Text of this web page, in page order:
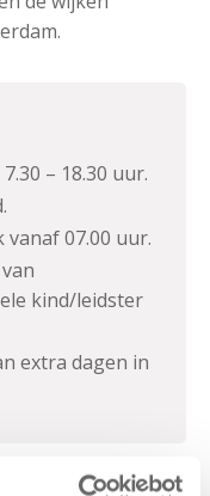
– 18.30 uur.
07.00 uur.
kind/leidster
extra dagen in